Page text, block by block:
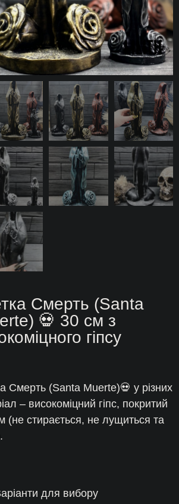
Смерть (Santa
💀 30 см з
гіпсу
Смерть (Santa Muerte)💀 у різних
– високоміцний гіпс, покритий
(не стирається, не лущиться та
для вибору